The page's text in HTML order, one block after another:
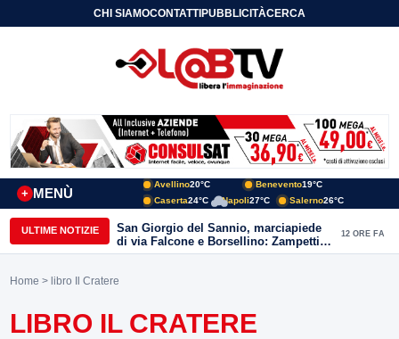
CHI SIAMOCONTATTIPUBBLICITÀCERCA
MENÙ
+
Avellino20°C Benevento19°C
Caserta24°C Napoli27°C Salerno26°C
ULTIME NOTIZIE
San Giorgio del Sannio, marciapiede
di via Falcone e Borsellino: Zampetti e
Lombardi replicano alle polemiche
12 ORE FA
Home > libro Il Cratere
LIBRO IL CRATERE